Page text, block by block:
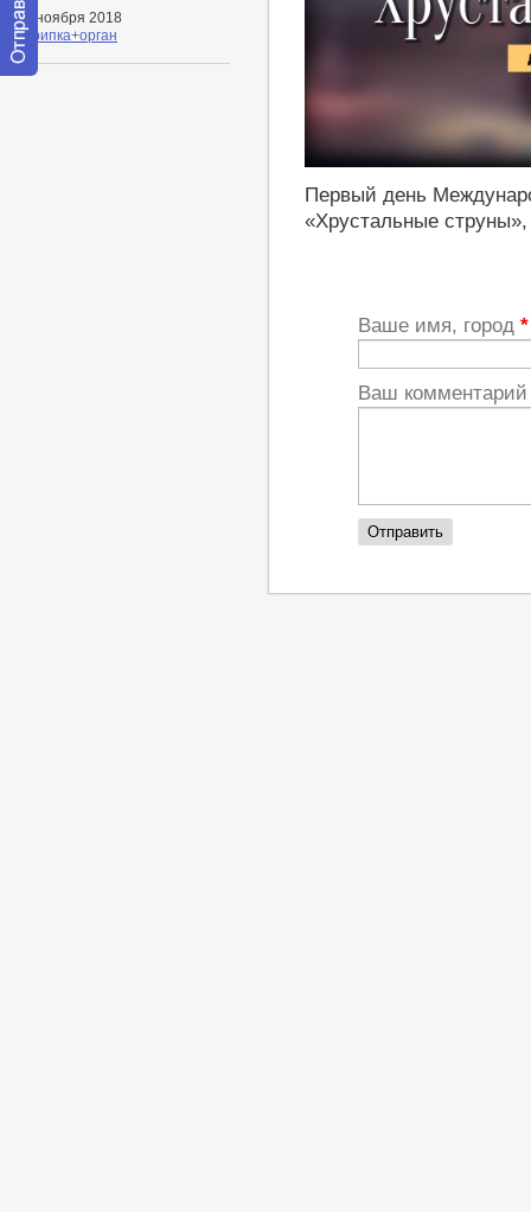
12 ноября 2018
Скрипка+орган
Первый день
«Хрустальные
Ваше имя, город *
Ваш